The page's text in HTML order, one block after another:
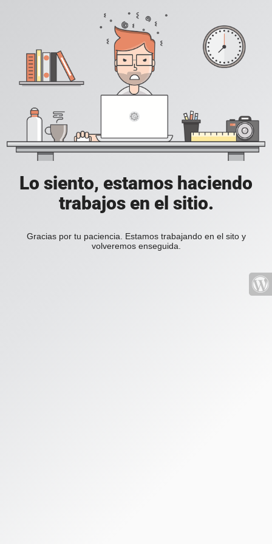
Lo siento, estamos haciendo
trabajos en el sitio.
Gracias por tu paciencia. Estamos trabajando en el sito y
volveremos enseguida.